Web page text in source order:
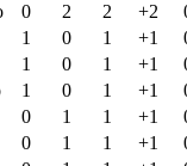
0 2 2 +2
1 0 1 +1
1 0 1 +1
1 0 1 +1
0 1 1 +1
0 1 1 +1